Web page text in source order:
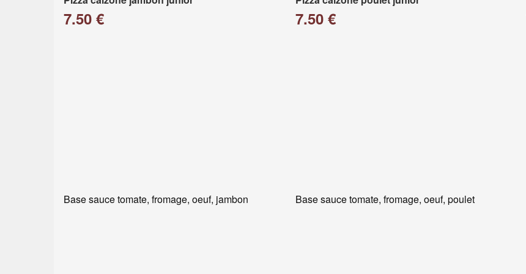
7.50 €
Base sauce tomate, fromage, oeuf, jambon
7.50 €
Base sauce tomate, fromage, oeuf, poulet